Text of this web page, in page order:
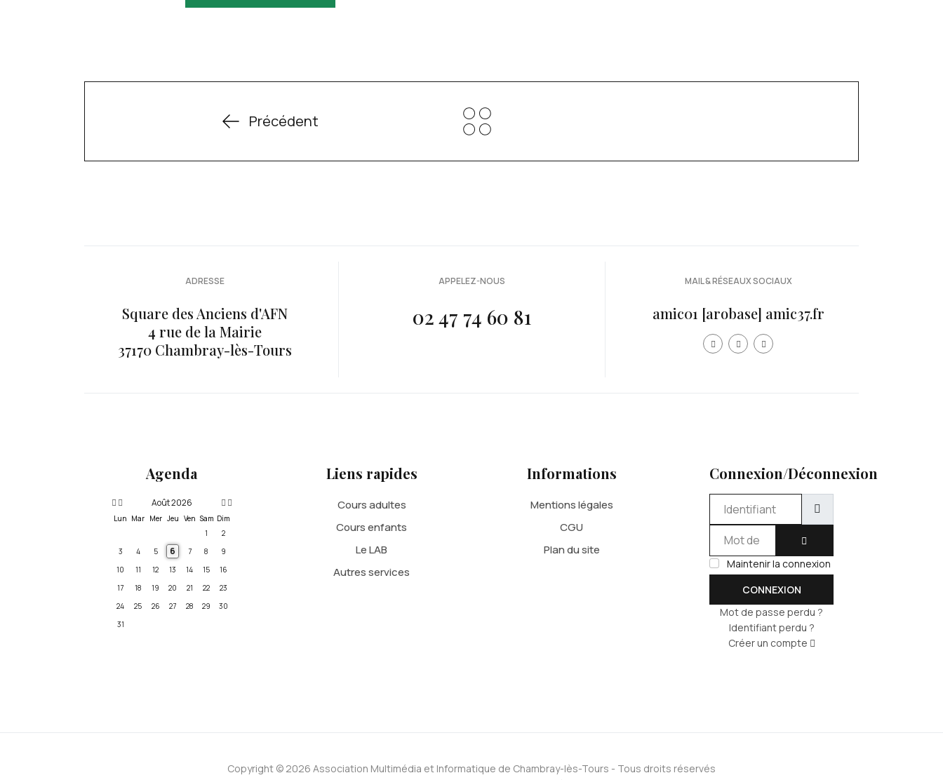
Précédent
ADRESSE
Square des Anciens d'AFN
4 rue de la Mairie
37170 Chambray-lès-Tours
APPELEZ-NOUS
02 47 74 60 81
MAIL & RÉSEAUX SOCIAUX
amic01 [arobase] amic37.fr
Agenda
Août 2026
Lun Mar Mer Jeu Ven Sam Dim
1
2
3
4 5 6 7 8
9
10
11 12 13 14 15
16
17
18 19 20 21 22
23
24
25 26 27 28 29
30
31
Liens rapides
Cours adultes
Cours enfants
Le LAB
Autres services
Informations
Mentions légales
CGU
Plan du site
Connexion/Déconnexion
AFFICHER LE MOT DE PASSE
Maintenir la connexion
CONNEXION
Mot de passe perdu ?
Identifiant perdu ?
Créer un compte
Copyright © 2026 Association Multimédia et Informatique de Chambray-lès-Tours - Tous droits réservés